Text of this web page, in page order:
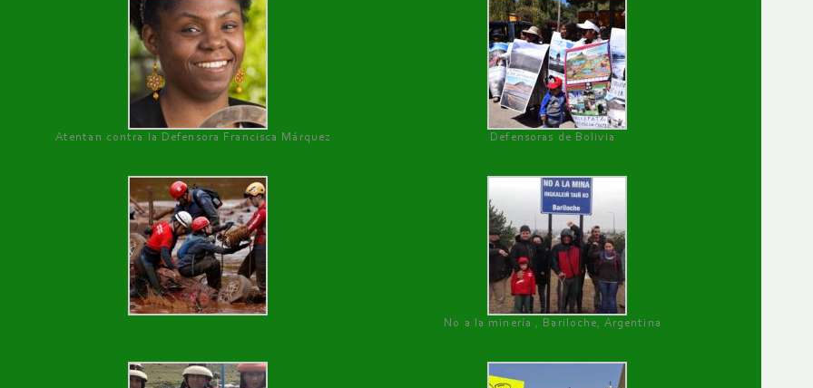
Atentan contra la Defensora Francisca Márquez Defensoras de Bolivia
No a la minería , Bariloche, Argentina